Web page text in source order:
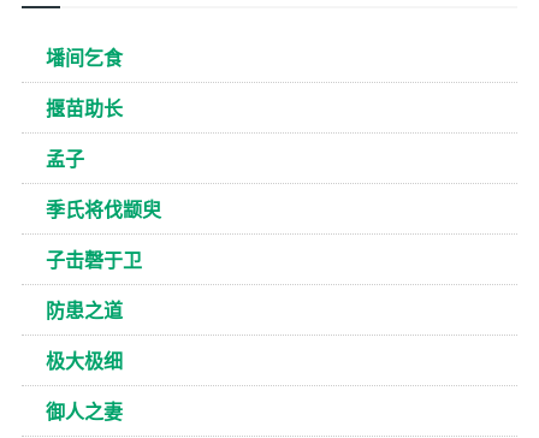
墦间乞食
揠苗助长
孟子
季氏将伐颛臾
子击磬于卫
防患之道
极大极细
御人之妻